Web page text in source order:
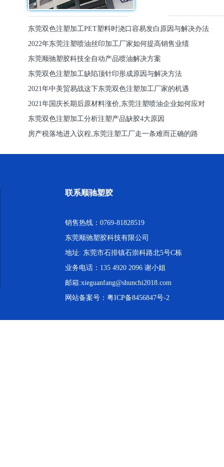
东莞双色注塑加工PET塑料时浇口容易发白原因与解决办法
2022年东莞注塑喷油丝印加工厂家如何提高销售业绩
东莞顺驰塑胶科技全自动产品喷油解决方案
东莞双色注塑加工缺陷顶针印形成原因与解决方法
2021年中美贸易战这下东莞双色注塑加工厂家的机遇
2021年国庆长期后原材料涨价,东莞注塑喷油企业如何应对
东莞双色注塑加工分析注塑产品缺胶4大原因
房产税落地进入议程,东莞注塑工厂走一条难而正确的路
联系顺驰塑胶
销售热线：0769-81828519
东莞顺驰塑胶科技有限公司
地址: 东莞市石排镇石崇科路北5号C栋
业务电话：135 4920 2096 谢小姐
邮箱:xieguanfang@shunchi2018.com
网站备案号： 粤ICP备8456847号-2